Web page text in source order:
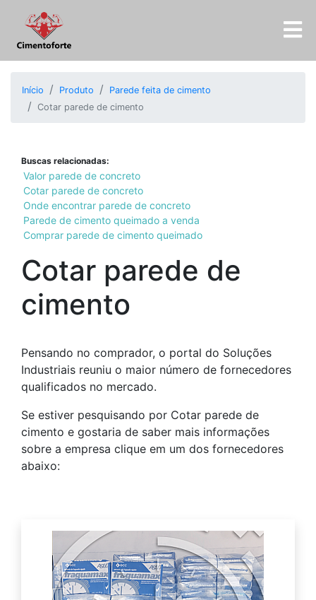
Início Produto
Parede feita de cimento
Cotar parede de cimento
Buscas relacionadas:
Valor parede de concreto
Cotar parede de concreto
Onde encontrar parede de concreto
Parede de cimento queimado a venda
Comprar parede de cimento queimado
Cotar parede de
cimento
Pensando no comprador, o portal do Soluções
Industriais reuniu o maior número de fornecedores
qualificados no mercado.
Se estiver pesquisando por Cotar parede de
cimento e gostaria de saber mais informações
sobre a empresa clique em um dos fornecedores
abaixo: